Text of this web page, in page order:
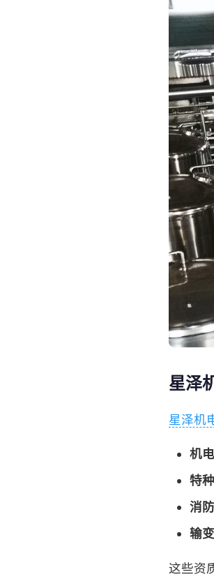
星泽
星泽机
机
特
消
输
这些资